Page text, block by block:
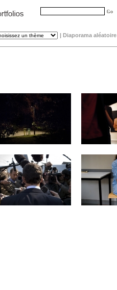
| Diaporama aléatoire